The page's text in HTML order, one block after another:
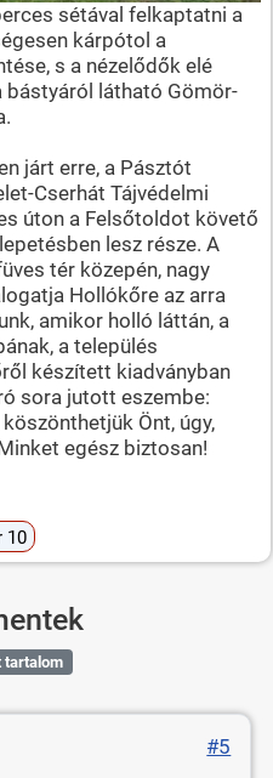
sétával felkaptatni a
kárpótol a
s a nézelődők elé
bástyáról látható Gömör-
járt erre, a Pásztót
Cserhát Tájvédelmi
úton a Felsőtoldot követő
lesz része. A
tér közepén, nagy
Hollókőre az arra
amikor holló láttán, a
a település
készített kiadványban
sora jutott eszembe:
Önt, úgy,
egész biztosan!
10
tartalom
#5